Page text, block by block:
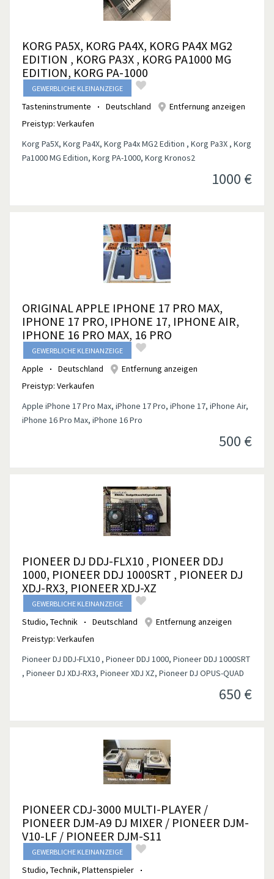
KORG PA5X, KORG PA4X, KORG PA4X MG2
EDITION , KORG PA3X , KORG PA1000 MG
EDITION, KORG PA-1000
GEWERBLICHE KLEINANZEIGE
Tasteninstrumente Deutschland
Entfernung anzeigen
Preistyp: Verkaufen
Korg Pa5X, Korg Pa4X, Korg Pa4x MG2 Edition , Korg Pa3X , Korg
Pa1000 MG Edition, Korg PA-1000, Korg Kronos2
1000 €
ORIGINAL APPLE IPHONE 17 PRO MAX,
IPHONE 17 PRO, IPHONE 17, IPHONE AIR,
IPHONE 16 PRO MAX, 16 PRO
GEWERBLICHE KLEINANZEIGE
Apple Deutschland
Entfernung anzeigen
Preistyp: Verkaufen
Apple iPhone 17 Pro Max, iPhone 17 Pro, iPhone 17, iPhone Air,
iPhone 16 Pro Max, iPhone 16 Pro
500 €
PIONEER DJ DDJ-FLX10 , PIONEER DDJ
1000, PIONEER DDJ 1000SRT , PIONEER DJ
XDJ-RX3, PIONEER XDJ-XZ
GEWERBLICHE KLEINANZEIGE
Studio, Technik Deutschland
Entfernung anzeigen
Preistyp: Verkaufen
Pioneer DJ DDJ-FLX10 , Pioneer DDJ 1000, Pioneer DDJ 1000SRT
, Pioneer DJ XDJ-RX3, Pioneer XDJ XZ, Pioneer DJ OPUS-QUAD
650 €
PIONEER CDJ-3000 MULTI-PLAYER /
PIONEER DJM-A9 DJ MIXER / PIONEER DJM-
V10-LF / PIONEER DJM-S11
GEWERBLICHE KLEINANZEIGE
Studio, Technik, Plattenspieler